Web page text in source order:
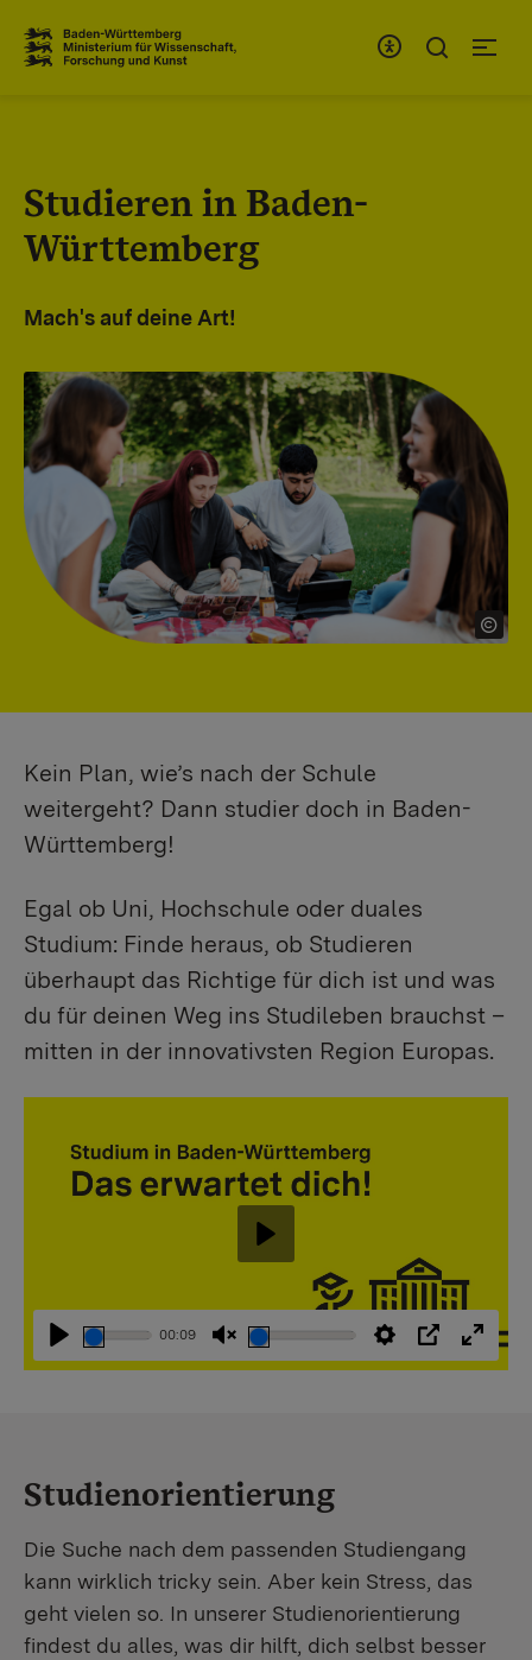
Studieren in Baden-
Württemberg
Mach's auf deine Art!
Kein Plan, wie’s nach der Schule
weitergeht? Dann studier doch in Baden-
Württemberg!
Egal ob Uni, Hochschule oder duales
Studium: Finde heraus, ob Studieren
überhaupt das Richtige für dich ist und was
du für deinen Weg ins Studileben brauchst –
mitten in der innovativsten Region Europas.
Abspielen
00:09
StummschaltungEinstellungen
PIP
Abspielen
Studienorientierung
Die Suche nach dem passenden Studiengang
kann wirklich tricky sein. Aber kein Stress, das
geht vielen so. In unserer Studienorientierung
findest du alles, was dir hilft, dich selbst besser